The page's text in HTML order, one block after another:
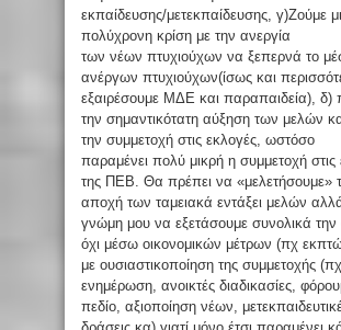
εκπαίδευσης/μετεκπαίδευσης, γ)Ζούμε
πολύχρονη κρίση με την ανεργία
των νέων πτυχιούχων να ξεπερνά το
ανέργων πτυχιούχων(ίσως και
εξαιρέσουμε ΜΔΕ και παραπαιδεία), δ)
την σημαντικότατη αύξηση των μελών
την συμμετοχή στις εκλογές, ωστόσο
παραμένει πολύ μικρή η συμμετοχή στις
της ΠΕΒ. Θα πρέπει να «μελετήσουμε»
αποχή των ταμειακά εντάξει μελών
γνώμη μου να εξετάσουμε συνολικά την
όχι μέσω οικονομικών μέτρων (πχ
με ουσιαστικοποίηση της συμμετοχής
ενημέρωση, ανοικτές διαδικασίες,
πεδίο, αξιοποίηση νέων,